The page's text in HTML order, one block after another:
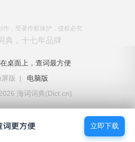
作，受著作权保护，侵权必究
典，十七年品牌
桌面上，查词最方便
版
|
电脑版
海词词典(Dict.cn)
立即下载
立即下载